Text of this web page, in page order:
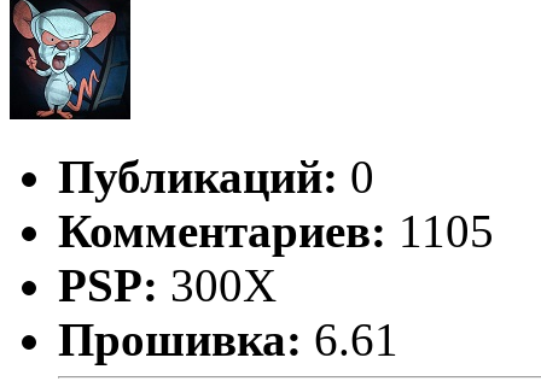
Публикаций: 0
Комментариев: 1105
PSP: 300X
Прошивка: 6.61